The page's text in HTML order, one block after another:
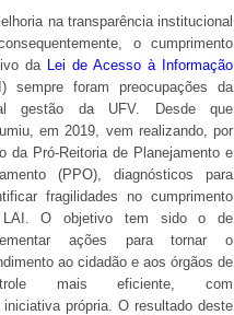
na transparência institucional
o cumprimento
da Lei de Acesso à Informação
sempre foram preocupações da
gestão da UFV. Desde que
em 2019, vem realizando, por
da Pró-Reitoria de Planejamento e
(PPO), diagnósticos para
fragilidades no cumprimento
O objetivo tem sido o de
ações para tornar o
ao cidadão e aos órgãos de
mais eficiente, com
própria. O resultado deste